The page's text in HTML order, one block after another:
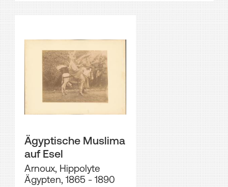
Ägyptische Muslima
auf Esel
Arnoux, Hippolyte
Ägypten, 1865 - 1890